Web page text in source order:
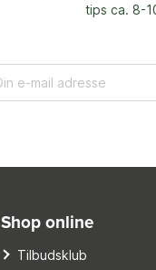
tips ca. 8-
Shop online
Tilbudsklub